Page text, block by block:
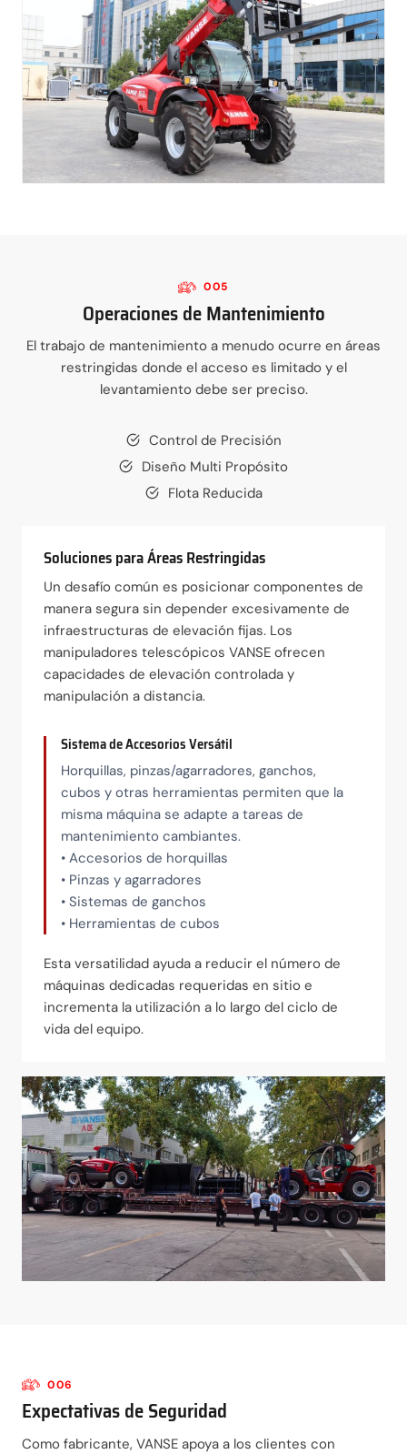
005
Operaciones de Mantenimiento
El trabajo de mantenimiento a menudo ocurre en áreas
restringidas donde el acceso es limitado y el
levantamiento debe ser preciso.
Control de Precisión
Diseño Multi Propósito
Flota Reducida
Soluciones para Áreas Restringidas
Un desafío común es posicionar componentes de
manera segura sin depender excesivamente de
infraestructuras de elevación fijas. Los
manipuladores telescópicos VANSE ofrecen
capacidades de elevación controlada y
manipulación a distancia.
Sistema de Accesorios Versátil
Horquillas, pinzas/agarradores, ganchos,
cubos y otras herramientas permiten que la
misma máquina se adapte a tareas de
mantenimiento cambiantes.
• Accesorios de horquillas
• Pinzas y agarradores
• Sistemas de ganchos
• Herramientas de cubos
Esta versatilidad ayuda a reducir el número de
máquinas dedicadas requeridas en sitio e
incrementa la utilización a lo largo del ciclo de
vida del equipo.
006
Expectativas de Seguridad
Como fabricante, VANSE apoya a los clientes con